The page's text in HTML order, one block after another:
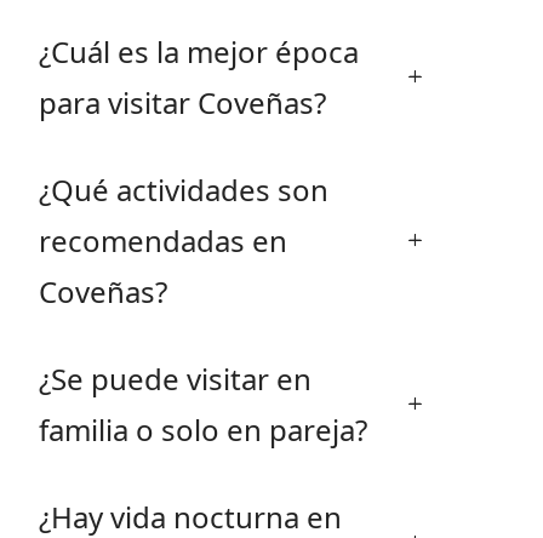
¿Cuál es la mejor época
para visitar Coveñas?
¿Qué actividades son
recomendadas en
Coveñas?
¿Se puede visitar en
familia o solo en pareja?
¿Hay vida nocturna en